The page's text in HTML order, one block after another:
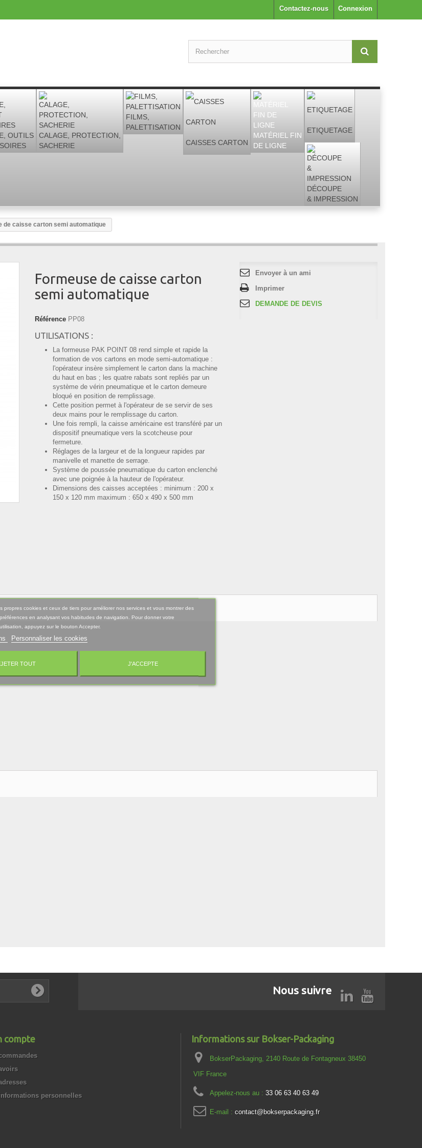
Connexion
Contactez-nous
OUTILS
CALAGE, PROTECTION,
SACHERIE
FILMS,
PALETTISATION
CAISSES CARTON
MATÉRIEL FIN
DE LIGNE
ETIQUETAGE
DÉCOUPE
& IMPRESSION
de caisse carton semi automatique
Formeuse de caisse carton
semi automatique
Référence PP08
UTILISATIONS :
La formeuse PAK POINT 08 rend simple et rapide la
formation de vos cartons en mode semi-automatique :
l'opérateur insère simplement le carton dans la machine
du haut en bas ; les quatre rabats sont repliés par un
système de vérin pneumatique et le carton demeure
bloqué en position de remplissage.
Cette position permet à l'opérateur de se servir de ses
deux mains pour le remplissage du carton.
Une fois rempli, la caisse américaine est transféré par un
dispositif pneumatique vers la scotcheuse pour
fermeture.
Réglages de la largeur et de la longueur rapides par
manivelle et manette de serrage.
Système de poussée pneumatique du carton enclenché
avec une poignée à la hauteur de l'opérateur.
Dimensions des caisses acceptées : minimum : 200 x
150 x 120 mm maximum : 650 x 490 x 500 mm
Envoyer à un ami
Imprimer
DEMANDE DE DEVIS
Nous suivre
compte
personnelles
Informations sur Bokser-Packaging
BokserPackaging, 2140 Route de Fontagneux 38450
VIF France
Appelez-nous au : 33 06 63 40 63 49
E-mail : contact@bokserpackaging.fr
propres cookies et ceux de tiers pour améliorer nos services et vous montrer des
en analysant vos habitudes de navigation. Pour donner votre
appuyez sur le bouton Accepter.
Personnaliser les cookies
TOUT J'ACCEPTE